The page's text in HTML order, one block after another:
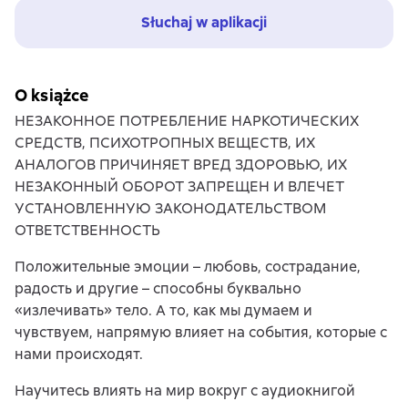
Słuchaj w aplikacji
O książce
НЕЗАКОННОЕ ПОТРЕБЛЕНИЕ НАРКОТИЧЕСКИХ
СРЕДСТВ, ПСИХОТРОПНЫХ ВЕЩЕСТВ, ИХ
АНАЛОГОВ ПРИЧИНЯЕТ ВРЕД ЗДОРОВЬЮ, ИХ
НЕЗАКОННЫЙ ОБОРОТ ЗАПРЕЩЕН И ВЛЕЧЕТ
УСТАНОВЛЕННУЮ ЗАКОНОДАТЕЛЬСТВОМ
ОТВЕТСТВЕННОСТЬ
Положительные эмоции – любовь, сострадание,
радость и другие – способны буквально
«излечивать» тело. А то, как мы думаем и
чувствуем, напрямую влияет на события, которые с
нами происходят.
Научитесь влиять на мир вокруг с аудиокнигой